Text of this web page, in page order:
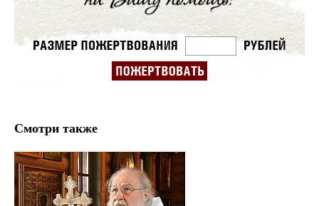
Смотри также